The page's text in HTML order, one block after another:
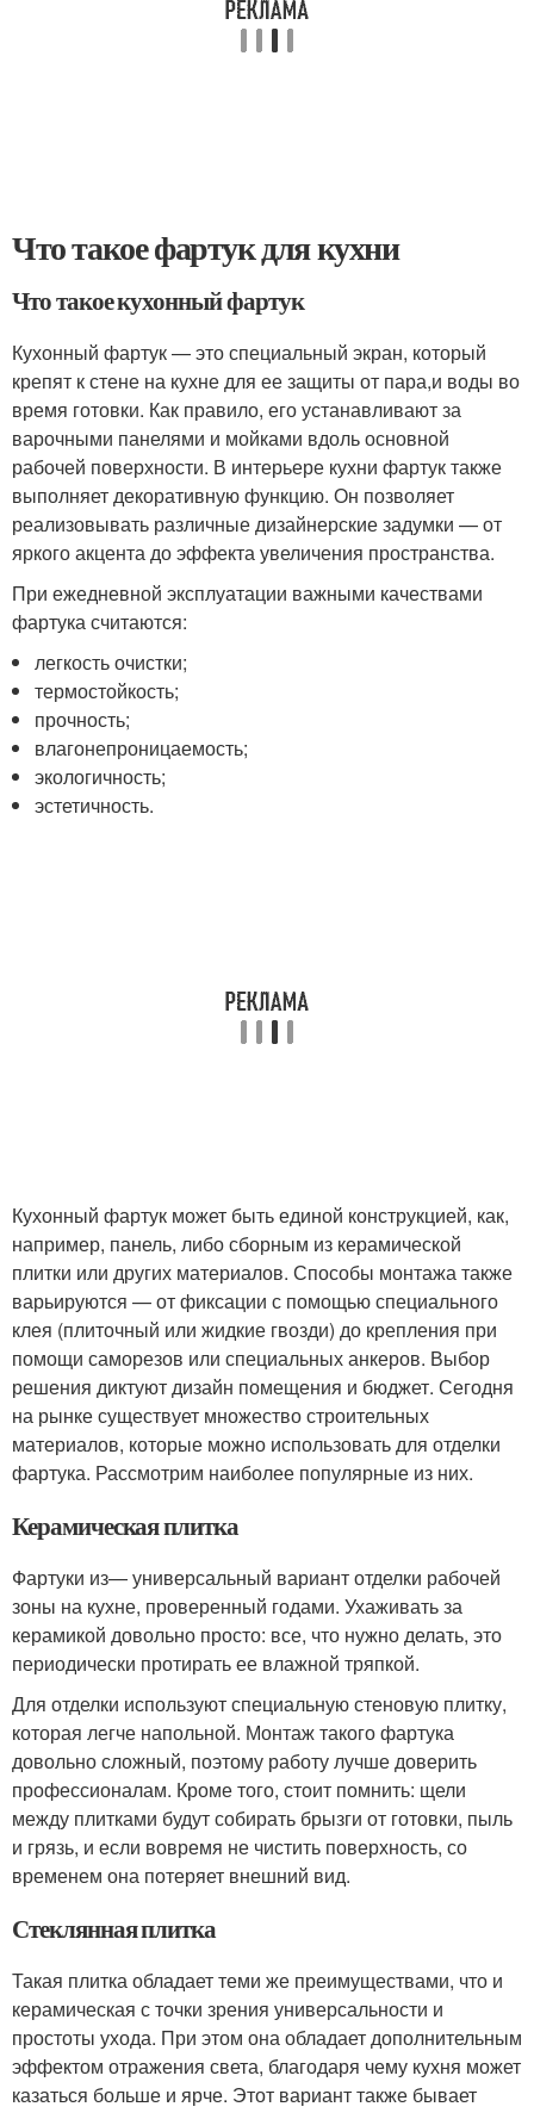
Что такое фартук для кухни
Что такое кухонный фартук
Кухонный фартук — это специальный экран, который
крепят к стене на кухне для ее защиты от пара,и воды во
время готовки. Как правило, его устанавливают за
варочными панелями и мойками вдоль основной
рабочей поверхности. В интерьере кухни фартук также
выполняет декоративную функцию. Он позволяет
реализовывать различные дизайнерские задумки — от
яркого акцента до эффекта увеличения пространства.
При ежедневной эксплуатации важными качествами
фартука считаются:
легкость очистки;
термостойкость;
прочность;
влагонепроницаемость;
экологичность;
эстетичность.
Кухонный фартук может быть единой конструкцией, как,
например, панель, либо сборным из керамической
плитки или других материалов. Способы монтажа также
варьируются — от фиксации с помощью специального
клея (плиточный или жидкие гвозди) до крепления при
помощи саморезов или специальных анкеров. Выбор
решения диктуют дизайн помещения и бюджет. Сегодня
на рынке существует множество строительных
материалов, которые можно использовать для отделки
фартука. Рассмотрим наиболее популярные из них.
Керамическая плитка
Фартуки из— универсальный вариант отделки рабочей
зоны на кухне, проверенный годами. Ухаживать за
керамикой довольно просто: все, что нужно делать, это
периодически протирать ее влажной тряпкой.
Для отделки используют специальную стеновую плитку,
которая легче напольной. Монтаж такого фартука
довольно сложный, поэтому работу лучше доверить
профессионалам. Кроме того, стоит помнить: щели
между плитками будут собирать брызги от готовки, пыль
и грязь, и если вовремя не чистить поверхность, со
временем она потеряет внешний вид.
Стеклянная плитка
Такая плитка обладает теми же преимуществами, что и
керамическая с точки зрения универсальности и
простоты ухода. При этом она обладает дополнительным
эффектом отражения света, благодаря чему кухня может
казаться больше и ярче. Этот вариант также бывает